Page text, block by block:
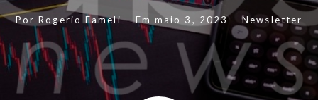
Por Rogerio Fameli Em maio 3, 2023 Newsletter